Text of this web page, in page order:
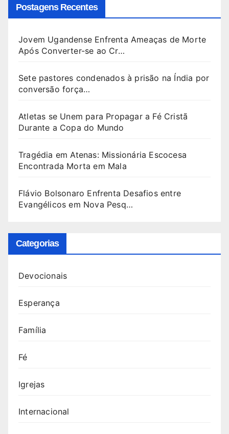
Postagens Recentes
Jovem Ugandense Enfrenta Ameaças de Morte
Após Converter-se ao Cr…
Sete pastores condenados à prisão na Índia por
conversão força…
Atletas se Unem para Propagar a Fé Cristã
Durante a Copa do Mundo
Tragédia em Atenas: Missionária Escocesa
Encontrada Morta em Mala
Flávio Bolsonaro Enfrenta Desafios entre
Evangélicos em Nova Pesq…
Categorias
Devocionais
Esperança
Família
Fé
Igrejas
Internacional